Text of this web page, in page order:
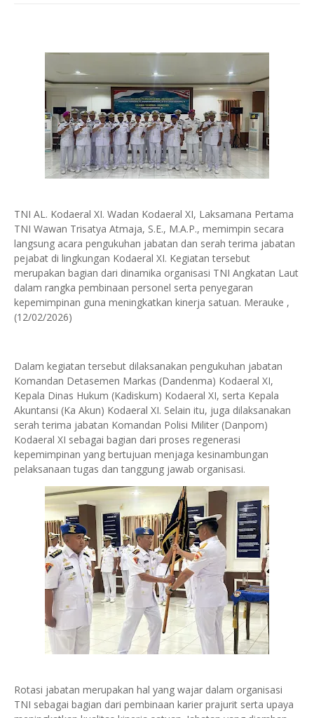
TNI AL. Kodaeral XI. Wadan Kodaeral XI, Laksamana Pertama
TNI Wawan Trisatya Atmaja, S.E., M.A.P., memimpin secara
langsung acara pengukuhan jabatan dan serah terima jabatan
pejabat di lingkungan Kodaeral XI. Kegiatan tersebut
merupakan bagian dari dinamika organisasi TNI Angkatan Laut
dalam rangka pembinaan personel serta penyegaran
kepemimpinan guna meningkatkan kinerja satuan. Merauke ,
(12/02/2026)
Dalam kegiatan tersebut dilaksanakan pengukuhan jabatan
Komandan Detasemen Markas (Dandenma) Kodaeral XI,
Kepala Dinas Hukum (Kadiskum) Kodaeral XI, serta Kepala
Akuntansi (Ka Akun) Kodaeral XI. Selain itu, juga dilaksanakan
serah terima jabatan Komandan Polisi Militer (Danpom)
Kodaeral XI sebagai bagian dari proses regenerasi
kepemimpinan yang bertujuan menjaga kesinambungan
pelaksanaan tugas dan tanggung jawab organisasi.
Rotasi jabatan merupakan hal yang wajar dalam organisasi
TNI sebagai bagian dari pembinaan karier prajurit serta upaya